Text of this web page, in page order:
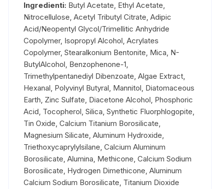
Ingredienti: Butyl Acetate, Ethyl Acetate,
Nitrocellulose, Acetyl Tributyl Citrate, Adipic
Acid/Neopentyl Glycol/Trimellitic Anhydride
Copolymer, Isopropyl Alcohol, Acrylates
Copolymer, Stearalkonium Bentonite, Mica, N-
ButylAlcohol, Benzophenone-1,
Trimethylpentanediyl Dibenzoate, Algae Extract,
Hexanal, Polyvinyl Butyral, Mannitol, Diatomaceous
Earth, Zinc Sulfate, Diacetone Alcohol, Phosphoric
Acid, Tocopherol, Silica, Synthetic Fluorphlogopite,
Tin Oxide, Calcium Titanium Borosilicate,
Magnesium Silicate, Aluminum Hydroxide,
Triethoxycaprylylsilane, Calcium Aluminum
Borosilicate, Alumina, Methicone, Calcium Sodium
Borosilicate, Hydrogen Dimethicone, Aluminum
Calcium Sodium Borosilicate, Titanium Dioxide